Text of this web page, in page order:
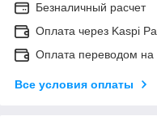
Безналичный расчет
Оплата через Kaspi
Оплата переводом на
Все условия оплаты